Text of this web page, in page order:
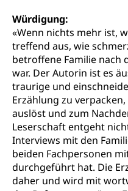
Würdigung:
«Wenn nichts mehr ist,
treffend aus, wie
betroffene Familie nach
war. Der Autorin ist es
traurige und
Erzählung zu
auslöst und zum
Leserschaft entgeht
Interviews mit den
beiden Fachpersonen
durchgeführt hat. Die
daher und wird mit
Zentral- und
Archiv der
Kulturelle
Museen, Theater,
Kunst & Kultur
Kulturförderung
Kulturpolitik,
kulturelles Angebot,
Nachwuchsförderung,
Förderung,
Werkbeitrag,
Bildende Kunst,
Musik, Entwicklung,
Filmförderung,